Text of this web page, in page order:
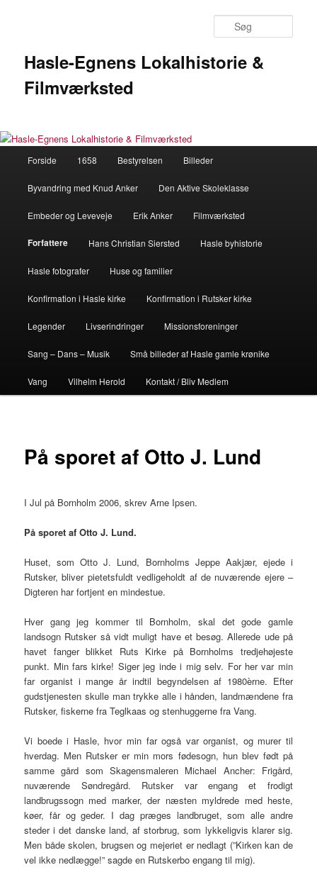
Hasle-Egnens Lokalhistorie &
Filmværksted
Forside 1658 Bestyrelsen Billeder
Byvandring med Knud Anker Den Aktive Skoleklasse
Embeder og Leveveje Erik Anker Filmværksted
Forfattere Hans Christian Siersted Hasle byhistorie
Hasle fotografer Huse og familier
Konfirmation i Hasle kirke Konfirmation i Rutsker kirke
Legender Livserindringer Missionsforeninger
Sang – Dans – Musik Små billeder af Hasle gamle krønike
Vang Vilhelm Herold Kontakt / Bliv Medlem
På sporet af Otto J. Lund
I Jul på Bornholm 2006, skrev Arne Ipsen.
På sporet af Otto J. Lund.
Huset, som Otto J. Lund, Bornholms Jeppe Aakjær, ejede i
Rutsker, bliver pietetsfuldt vedligeholdt af de nuværende ejere –
Digteren har fortjent en mindestue.
Hver gang jeg kommer til Bornholm, skal det gode gamle
landsogn Rutsker så vidt muligt have et besøg. Allerede ude på
havet fanger blikket Ruts Kirke på Bornholms tredjehøjeste
punkt. Min fars kirke! Siger jeg inde i mig selv. For her var min
far organist i mange år indtil begyndelsen af 1980èrne. Efter
gudstjenesten skulle man trykke alle i hånden, landmændene fra
Rutsker, fiskerne fra Teglkaas og stenhuggerne fra Vang.
Vi boede i Hasle, hvor min far også var organist, og murer til
hverdag. Men Rutsker er min mors fødesogn, hun blev født på
samme gård som Skagensmaleren Michael Ancher: Frigård,
nuværende Søndregård. Rutsker var engang et frodigt
landbrugssogn med marker, der næsten myldrede med heste,
køer, får og geder. I dag præges landbruget, som alle andre
steder i det danske land, af storbrug, som lykkeligvis klarer sig.
Men både skolen, brugsen og mejeriet er nedlagt (”Kirken kan de
vel ikke nedlægge!” sagde en Rutskerbo engang til mig).